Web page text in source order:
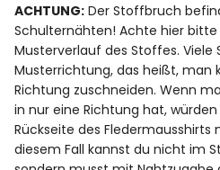
ACHTUNG: Der Stoffbruch
Schulternähten! Achte hier
Musterverlauf des Stoffes.
Musterrichtung, das heißt, man
Richtung zuschneiden. Wenn
in nur eine Richtung hat,
Rückseite des Fledermausshirts
diesem Fall kannst du nicht im